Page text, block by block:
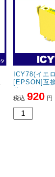
ICY78(イエ
[EPSON]互
リッジ
税込 920 円